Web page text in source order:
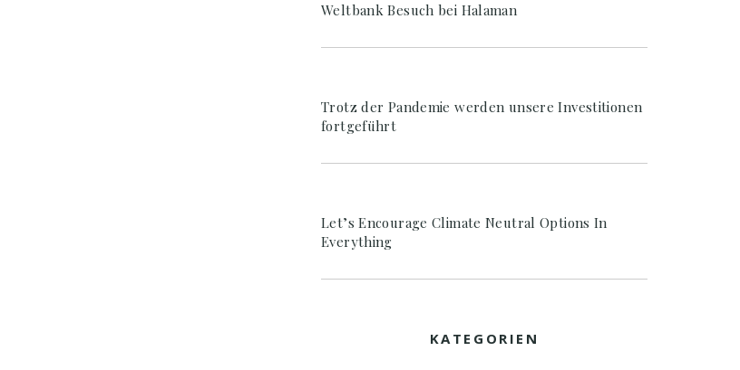
Weltbank Besuch bei Halaman
Trotz der Pandemie werden unsere Investitionen
fortgeführt
Let’s Encourage Climate Neutral Options In
Everything
KATEGORIEN